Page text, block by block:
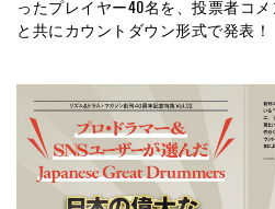
ったプレイヤー40名を、投票者コメ
と共にカウントダウン形式で発表！